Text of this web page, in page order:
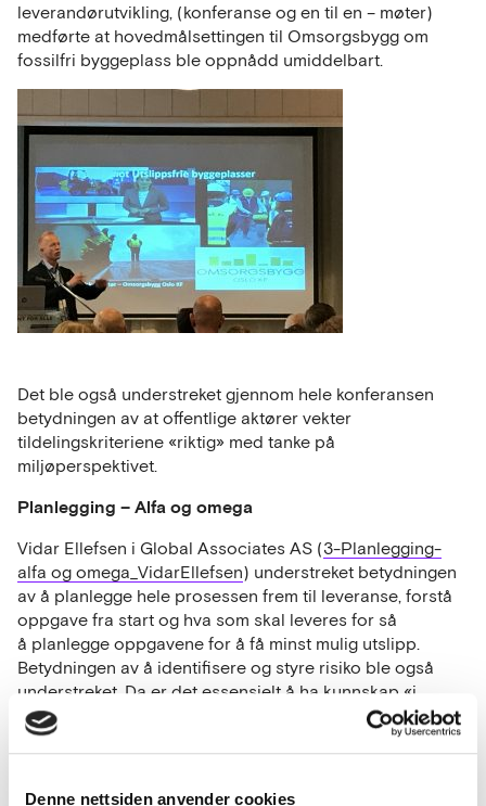
Denne nettsiden anvender cookies
leverandørutvikling, (konferanse og en til en – møter)
medførte at hovedmålsettingen til Omsorgsbygg om
fossilfri byggeplass ble oppnådd umiddelbart.
Det ble også understreket gjennom hele konferansen
betydningen av at offentlige aktører vekter
tildelingskriteriene «riktig» med tanke på
miljøperspektivet.
Planlegging – Alfa og omega
Vidar Ellefsen i Global Associates AS (3-Planlegging-
alfa og omega_VidarEllefsen) understreket betydningen
av å planlegge hele prosessen frem til leveranse, forstå
oppgave fra start og hva som skal leveres for så
å planlegge oppgavene for å få minst mulig utslipp.
Betydningen av å identifisere og styre risiko ble også
understreket. Da er det essensielt å ha kunnskap «i
bånn» om hva som er mulig. Eksempelvis i forhold
til oppvarming av byggeplass (byggtørk), tilgjengelige